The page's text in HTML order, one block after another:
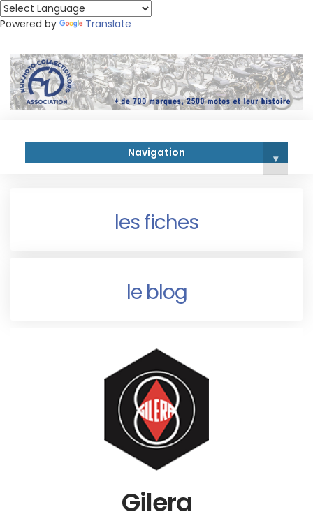
Powered by Translate
Navigation ▾
les fiches
le blog
Gilera